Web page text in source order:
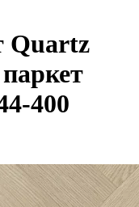
Quartz
400